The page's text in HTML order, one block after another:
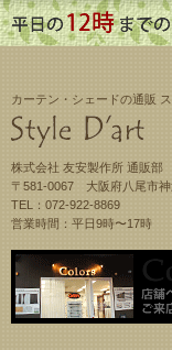
カーテン・シェードの通販
株式会社 友安製作所 通販部
〒581-0067 大阪府八尾市神
TEL：072-922-8869
営業時間：平日9時〜17時